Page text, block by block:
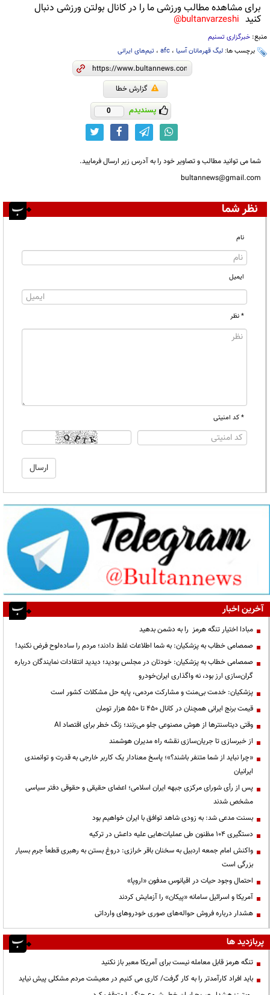
برای مشاهده مطالب ورزشی ما را در کانال بولتن ورزشی دنبال
کنید bultanvarzeshi@
منبع: خبرگزاری تسنیم
برچسب ها: لیگ قهرمانان آسیا ، afc ، تیم‌های ایرانی
گزارش خطا
پسندیدم 0
شما می توانید مطالب و تصاویر خود را به آدرس زیر ارسال فرمایید.
bultannews@gmail.com
نظر شما
نام
ایمیل
* نظر
* کد امنیتی
آخرین اخبار
مبادا اختیار تنگه هرمز را به دشمن بدهید
صمصامی خطاب به پزشکیان: به شما اطلاعات غلط دادند؛ مردم را ساده‌لوح فرض نکنید!
صمصامی خطاب به پزشکیان: خودتان در مجلس بودید؛ دیدید انتقادات نمایندگان درباره
گران‌سازی ارز بود، نه واگذاری ایران‌خودرو
پزشکیان: خدمت بی‌منت و مشارکت مردمی، پایه حل مشکلات کشور است
قیمت‌ برنج ایرانی همچنان در کانال ۴۵۰ تا ۵۵۰ هزار تومان
وقتی دیتاسنترها از هوش مصنوعی جلو می‌زنند؛ زنگ خطر برای اقتصاد AI
از خبرسازی تا جریان‌سازی نقشه راه مدیران هوشمند
«چرا نباید از شما متنفر باشند؟»؛ پاسخ معنادار یک کاربر خارجی به قدرت و توانمندی
ایرانیان
پس از رأی شورای مرکزی جبهه ایران اسلامی؛ اعضای حقیقی و حقوقی دفتر سیاسی
مشخص شدند
بسنت مدعی شد: به زودی شاهد توافق با ایران خواهیم بود
دستگیری ۱۰۴ مظنون طی عملیات‌هایی علیه داعش در ترکیه
واکنش امام جمعه اردبیل به سخنان باقر خرازی: دروغ بستن به رهبری قطعاً جرم بسیار
بزرگی است
احتمال وجود حیات در اقیانوس مدفون «اروپا»
آمریکا و اسرائیل سامانه «پیکان» را آزمایش کردند
هشدار درباره فروش حواله‌های صوری خودروهای وارداتی
پربازدید ها
تنگه هرمز قابل معامله نیست برای آمریکا معبر باز نکنید
باید افراد کارآمدتر را به کار گرفت/ کاری می کنیم در معیشت مردم مشکلی پیش نیاید